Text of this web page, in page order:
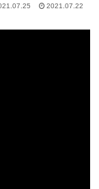
2021.07.22